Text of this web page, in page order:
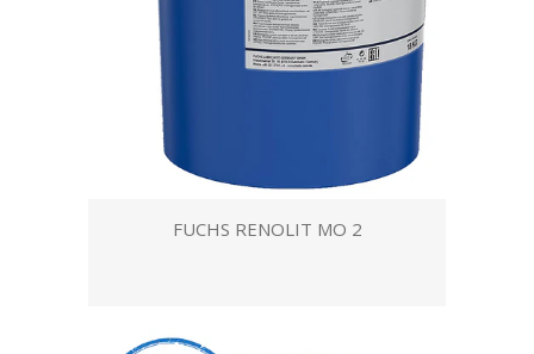
FUCHS RENOLIT MO 2